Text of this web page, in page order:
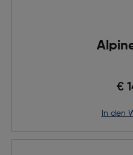
€
in den